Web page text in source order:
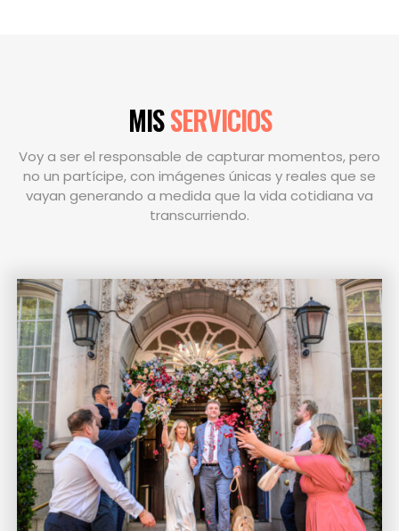
MISSERVICIOS
Voy a ser el responsable de capturar momentos, pero
no un partícipe, con imágenes únicas y reales que se
vayan generando a medida que la vida cotidiana va
transcurriendo.